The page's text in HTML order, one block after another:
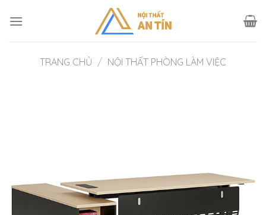
TRANG CHỦ / NỘI THẤT PHÒNG LÀM VIỆC